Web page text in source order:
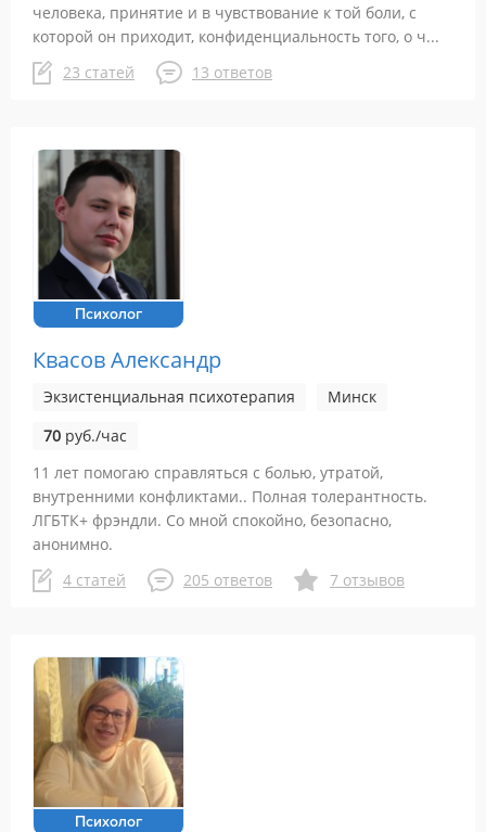
человека, принятие и в чувствование к той боли, с
которой он приходит, конфиденциальность того, о ч...
23 статей
13 ответов
Психолог
Квасов Александр
Экзистенциальная психотерапия
Минск
70 руб./час
11 лет помогаю справляться с болью, утратой,
внутренними конфликтами.. Полная толерантность.
ЛГБТК+ фрэндли. Со мной спокойно, безопасно,
анонимно.
4 статей
205 ответов 7 отзывов
Психолог